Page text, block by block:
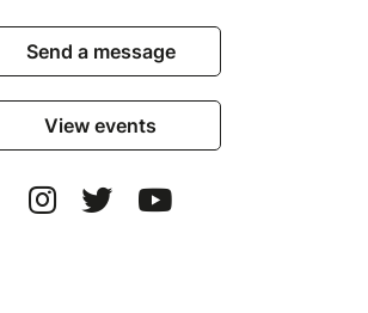
Send a message
View events